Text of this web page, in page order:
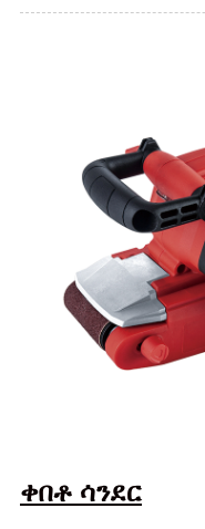
ቀበቶ ሳንደር